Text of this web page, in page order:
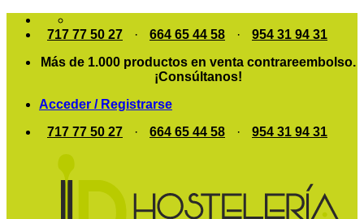
Saltar
717 77 50 27 · 664 65 44 58 ·
954 31 94 31
Más de 1.000 productos en venta contrareembolso.
¡Consúltanos!
Acceder / Registrarse
717 77 50 27
· 664 65 44 58 · 954 31 94 31